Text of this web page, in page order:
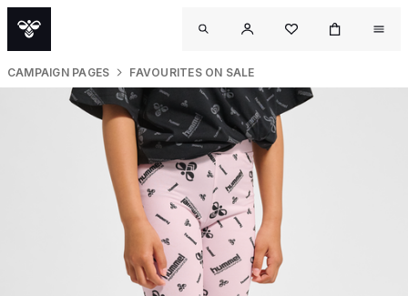
CAMPAIGN PAGES FAVOURITES ON SALE